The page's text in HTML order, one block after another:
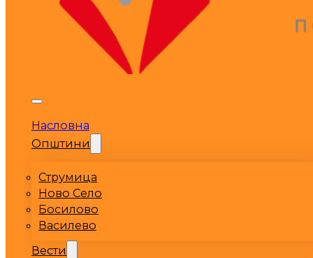
Насловна
Општини
Струмица
Ново Село
Босилово
Василево
Вести